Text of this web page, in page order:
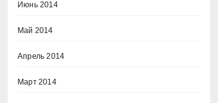
Июнь 2014
Май 2014
Апрель 2014
Март 2014